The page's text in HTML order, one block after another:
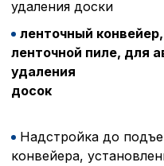
удаления доски
ленточный
ленточной пиле, для
удаления
досок
Надстройка до
конвейера,